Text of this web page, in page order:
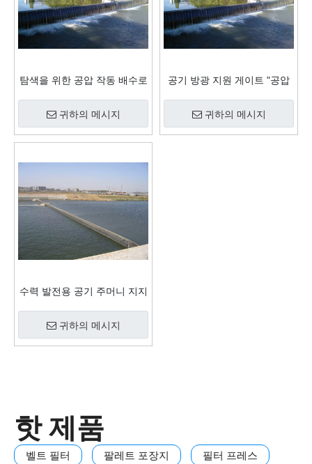
탐색을 위한 공압 작동 배수로
귀하의 메시지
공기 방광 지원 게이트 "공압
귀하의 메시지
수력 발전용 공기 주머니 지지
귀하의 메시지
핫 제품
벨트 필터 팔레트 포장지 필터 프레스